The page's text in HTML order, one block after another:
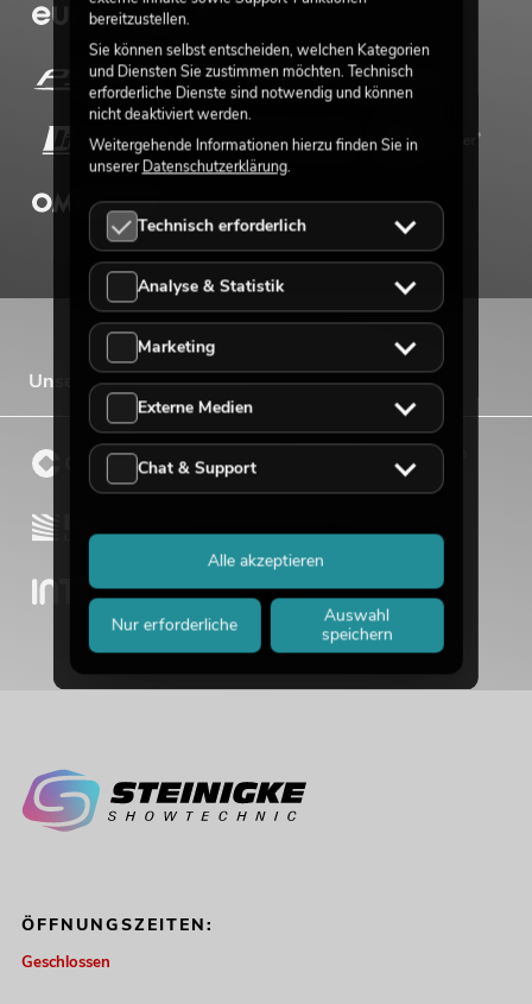
Unsere Vertriebsmarken
ÖFFNUNGSZEITEN:
Geschlossen
bereitzustellen.
Sie können selbst entscheiden, welchen Kategorien
und Diensten Sie zustimmen möchten. Technisch
erforderliche Dienste sind notwendig und können
nicht deaktiviert werden.
Weitergehende Informationen hierzu finden Sie in
unsererDatenschutzerklärung.
Technisch erforderlich
Analyse & Statistik
Marketing
Externe Medien
Chat & Support
Nur erforderliche
Auswahl
speichern
Alle akzeptieren